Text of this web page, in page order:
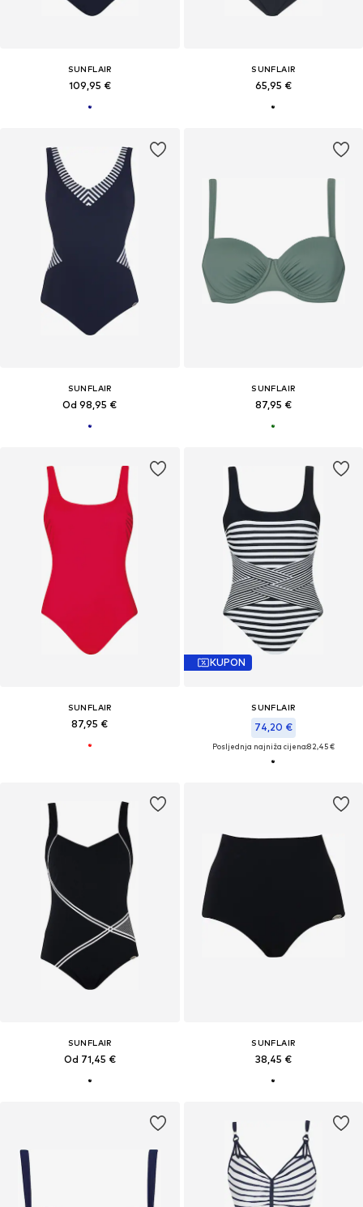
SUNFLAIR
109,95 €
SUNFLAIR
65,95 €
SUNFLAIR
Od 98,95 €
SUNFLAIR
87,95 €
SUNFLAIR
87,95 €
KUPON
SUNFLAIR
74,20 €
Posljednja najniža cijena:82,45 €
SUNFLAIR
Od 71,45 €
SUNFLAIR
38,45 €